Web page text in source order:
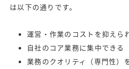
は以下の通りです。
運営・作業のコストを抑えら
自社のコア業務に集中できる
業務のクオリティ（専門性）